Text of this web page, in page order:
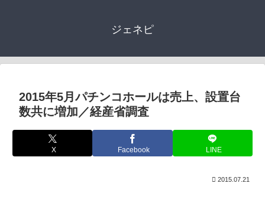
ジェネピ
2015年5月パチンコホールは売上、設置台
数共に増加／経産省調査
X Facebook LINE
2015.07.21